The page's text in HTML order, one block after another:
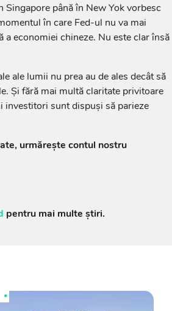
până în New Yok vorbesc
în care Fed-ul nu va mai
economiei chineze. Nu este clar însă
ale lumii nu prea au de ales decât să
Şi fără mai multă claritate privitoare
sunt dispuşi să parieze
urmărește contul nostru
pentru mai multe știri.